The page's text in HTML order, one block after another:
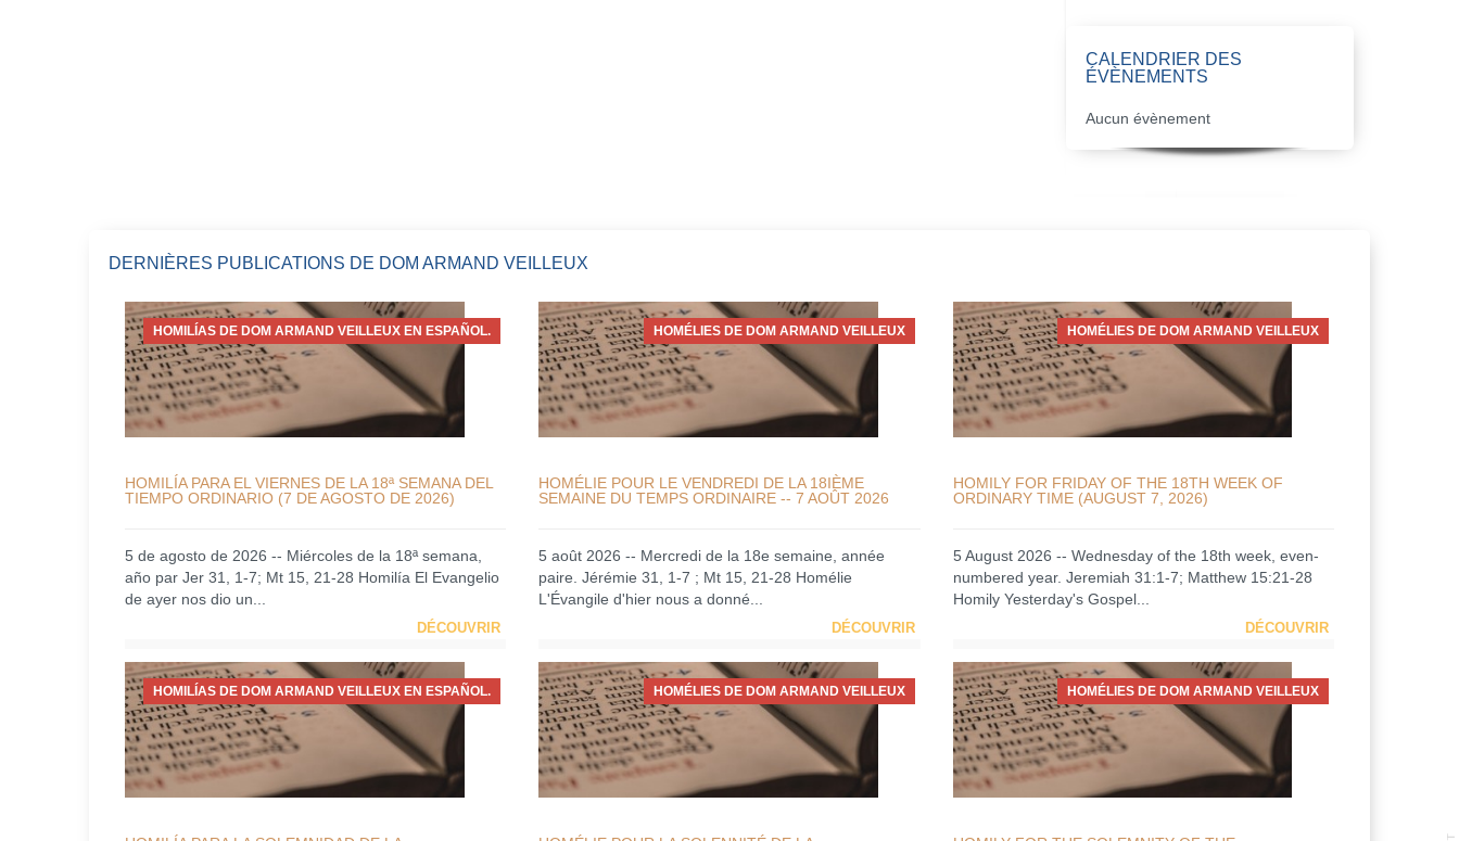
CALENDRIER DES
ÉVÈNEMENTS
Aucun évènement
DERNIÈRES PUBLICATIONS DE DOM ARMAND VEILLEUX
HOMILÍAS DE DOM ARMAND VEILLEUX EN ESPAÑOL.
HOMILÍA PARA EL VIERNES DE LA 18ª SEMANA DEL
TIEMPO ORDINARIO (7 DE AGOSTO DE 2026)
5 de agosto de 2026 -- Miércoles de la 18ª semana,
año par Jer 31, 1-7; Mt 15, 21-28 Homilía El Evangelio
de ayer nos dio un...
DÉCOUVRIR
HOMÉLIES DE DOM ARMAND VEILLEUX
HOMÉLIE POUR LE VENDREDI DE LA 18IÈME
SEMAINE DU TEMPS ORDINAIRE -- 7 AOÛT 2026
5 août 2026 -- Mercredi de la 18e semaine, année
paire. Jérémie 31, 1-7 ; Mt 15, 21-28 Homélie
L'Évangile d'hier nous a donné...
DÉCOUVRIR
HOMÉLIES DE DOM ARMAND VEILLEUX
HOMILY FOR FRIDAY OF THE 18TH WEEK OF
ORDINARY TIME (AUGUST 7, 2026)
5 August 2026 -- Wednesday of the 18th week, even-
numbered year. Jeremiah 31:1-7; Matthew 15:21-28
Homily Yesterday's Gospel...
DÉCOUVRIR
HOMILÍAS DE DOM ARMAND VEILLEUX EN ESPAÑOL. HOMÉLIES DE DOM ARMAND VEILLEUX HOMÉLIES DE DOM ARMAND VEILLEUX